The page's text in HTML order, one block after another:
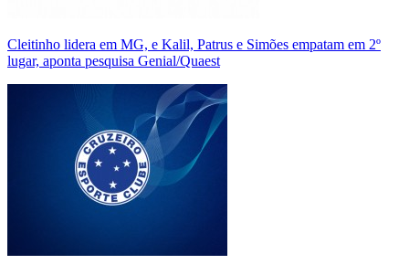
Cleitinho lidera em MG, e Kalil, Patrus e Simões empatam em 2º
lugar, aponta pesquisa Genial/Quaest